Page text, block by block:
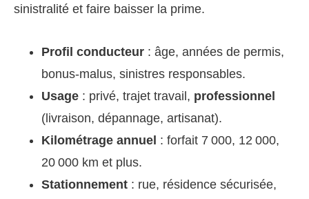
sinistralité et faire baisser la prime.
Profil conducteur : âge, années de permis,
bonus-malus, sinistres responsables.
Usage : privé, trajet travail, professionnel
(livraison, dépannage, artisanat).
Kilométrage annuel : forfait 7 000, 12 000,
20 000 km et plus.
Stationnement : rue, résidence sécurisée,